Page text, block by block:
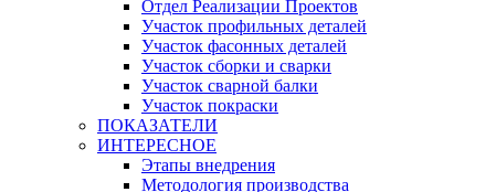
Отдел Реализации Проектов
Участок профильных деталей
Участок фасонных деталей
Участок сборки и сварки
Участок сварной балки
Участок покраски
ПОКАЗАТЕЛИ
ИНТЕРЕСНОЕ
Этапы внедрения
Методология производства